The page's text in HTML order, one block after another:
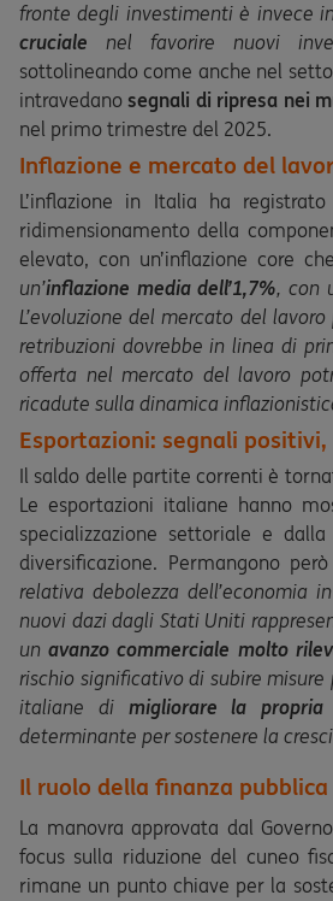
fronte degli investimenti è invece
cruciale nel favorire nuovi
sottolineando come anche nel
intravedanosegnali di ripresa nei
nel primo trimestre del 2025.
Inflazione e mercato del
L’inflazione in Italia ha
ridimensionamento della
elevato, con un’inflazione core
un’inflazione media dell’1,7%, con
L’evoluzione del mercato del
retribuzioni dovrebbe in linea di
offerta nel mercato del lavoro
ricadute sulla dinamica
Esportazioni: segnali
Il saldo delle partite correnti è
Le esportazioni italiane hanno
specializzazione settoriale e
diversificazione. Permangono
relativa debolezza dell’economia
nuovi dazi dagli Stati Uniti
unavanzo commerciale molto
rischio significativo di subire
italiane di migliorare la propria
determinante per sostenere la
Il ruolo della finanza pubblica
La manovra approvata dal
focus sulla riduzione del cuneo
rimane un punto chiave per la